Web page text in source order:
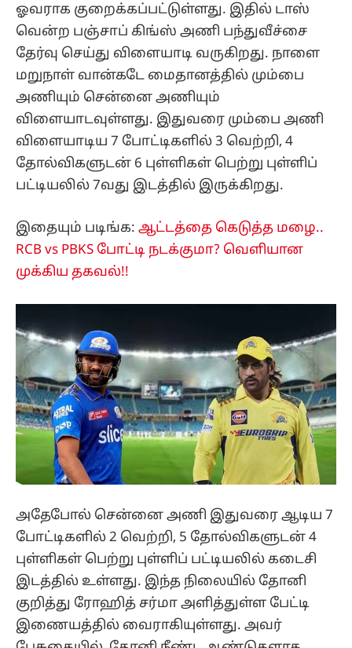
ஓவராக குறைக்கப்பட்டுள்ளது. இதில் டாஸ்
வென்ற பஞ்சாப் கிங்ஸ் அணி பந்துவீச்சை
தேர்வு செய்து விளையாடி வருகிறது. நாளை
மறுநாள் வான்கடே மைதானத்தில் மும்பை
அணியும் சென்னை அணியும்
விளையாடவுள்ளது. இதுவரை மும்பை அணி
விளையாடிய 7 போட்டிகளில் 3 வெற்றி, 4
தோல்விகளுடன் 6 புள்ளிகள் பெற்று புள்ளிப்
பட்டியலில் 7வது இடத்தில் இருக்கிறது.
இதையும் படிங்க: ஆட்டத்தை கெடுத்த மழை..
RCB vs PBKS போட்டி நடக்குமா? வெளியான
முக்கிய தகவல்!!
அதேபோல் சென்னை அணி இதுவரை ஆடிய 7
போட்டிகளில் 2 வெற்றி, 5 தோல்விகளுடன் 4
புள்ளிகள் பெற்று புள்ளிப் பட்டியலில் கடைசி
இடத்தில் உள்ளது. இந்த நிலையில் தோனி
குறித்து ரோஹித் சர்மா அளித்துள்ள பேட்டி
இணையத்தில் வைராகியுள்ளது. அவர்